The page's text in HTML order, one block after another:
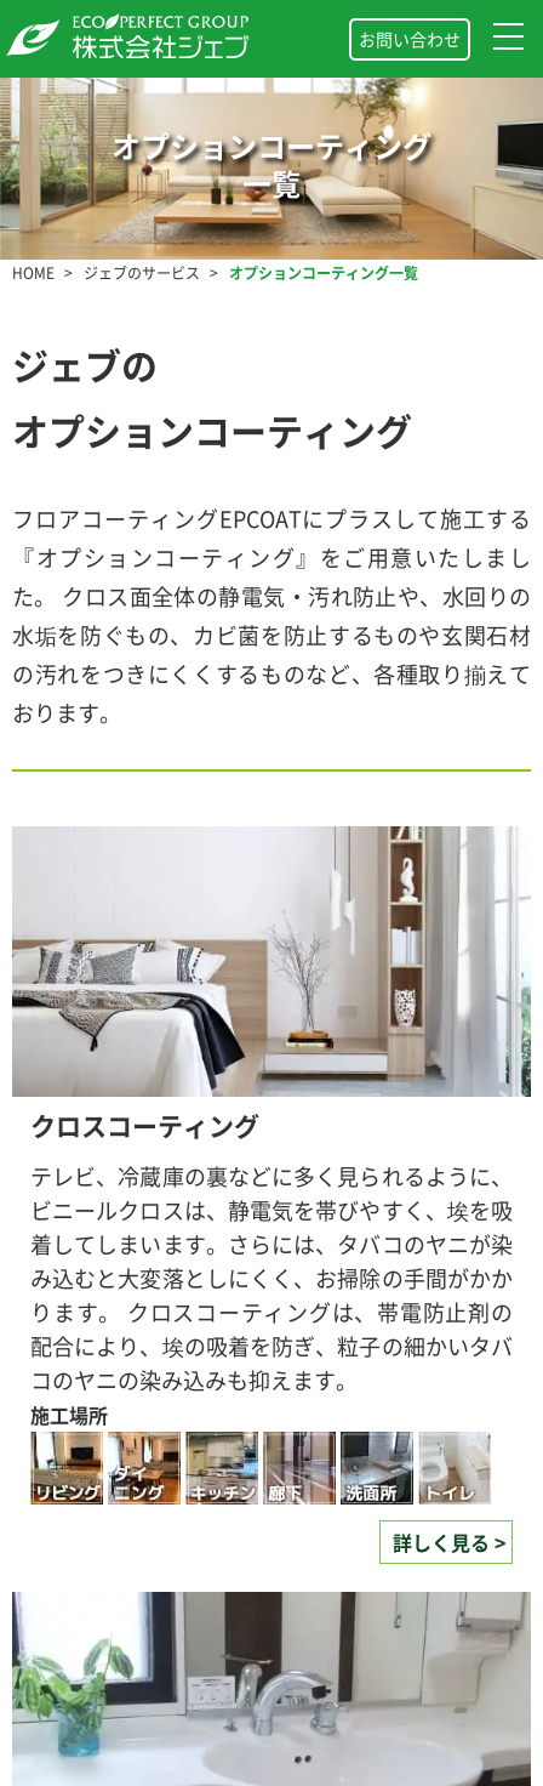
お問い合わせ
オプションコーティング
一覧
HOME ジェブのサービス オプションコーティング一覧
ジェブの
オプションコーティング
フロアコーティングEPCOATにプラスして施工する
『オプションコーティング』をご用意いたしまし
た。 クロス面全体の静電気・汚れ防止や、水回りの
水垢を防ぐもの、カビ菌を防止するものや玄関石材
の汚れをつきにくくするものなど、各種取り揃えて
おります。
クロスコーティング
テレビ、冷蔵庫の裏などに多く見られるように、
ビニールクロスは、静電気を帯びやすく、埃を吸
着してしまいます。さらには、タバコのヤニが染
み込むと大変落としにくく、お掃除の手間がかか
ります。 クロスコーティングは、帯電防止剤の
配合により、埃の吸着を防ぎ、粒子の細かいタバ
コのヤニの染み込みも抑えます。
施工場所
詳しく見る >